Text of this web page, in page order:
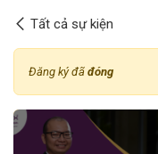
Tất cả sự kiện
Đăng ký đã đóng